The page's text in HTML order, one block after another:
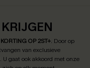
OP 2ST+. Door op
van exclusieve
gaat ook akkoord met onze